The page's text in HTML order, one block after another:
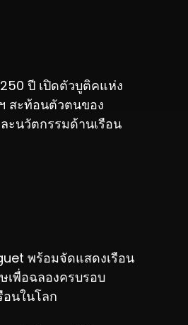
ปี เปิดตัวบูติคแห่ง
สะท้อนตัวตนของ
ะนวัตกรรมด้านเรือน
พร้อมจัดแสดงเรือน
เพื่อฉลองครบรอบ
อนในโลก